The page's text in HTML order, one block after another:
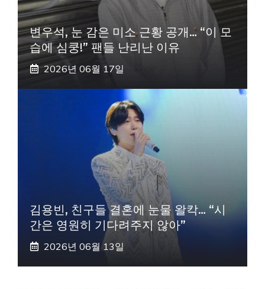
변우석, 눈 감은 미소 근황 공개… “이 모
습에 심쿵!” 팬들 난리난 이유
2026년 06월 17일
김용빈, 친구들 결혼에 눈물 왈칵… “시
간은 영원히 기다려주지 않아”
2026년 06월 13일